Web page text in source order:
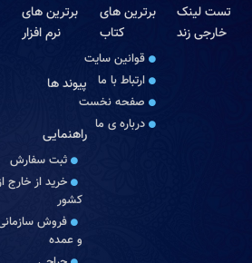
تست لینک
خارجی زند
برترین های
کتاب
قوانین سایت
ارتباط با ما
صفحه نخست
درباره‏ ی ما
برترین های
نرم افزار
پیوند ها
راهنمایی
ثبت سفارش
خرید از خارج
کشور
فروش
و عمده